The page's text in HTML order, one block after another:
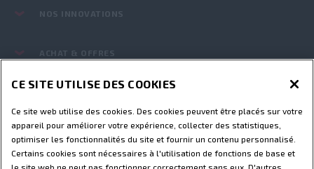
NOS INNOVATIONS
ACHAT & OFFRES
LE MONDE STEYR
CE SITE UTILISE DES COOKIES
Ce site web utilise des cookies. Des cookies peuvent être placés sur votre
appareil pour améliorer votre expérience, collecter des statistiques,
optimiser les fonctionnalités du site et fournir un contenu personnalisé.
Certains cookies sont nécessaires à l'utilisation de fonctions de base et
le site web ne peut pas fonctionner correctement sans eux. D'autres